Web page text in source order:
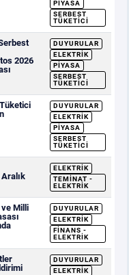
PIYASA
SERBEST
TÜKETICI
2026
DUYURULAR
ELEKTRIK
PIYASA
SERBEST
TÜKETICI
DUYURULAR
ELEKTRIK
PIYASA
SERBEST
TÜKETICI
ELEKTRIK
TEMINAT -
ELEKTRIK
ve Milli
DUYURULAR
ELEKTRIK
FINANS -
ELEKTRIK
DUYURULAR
ELEKTRIK